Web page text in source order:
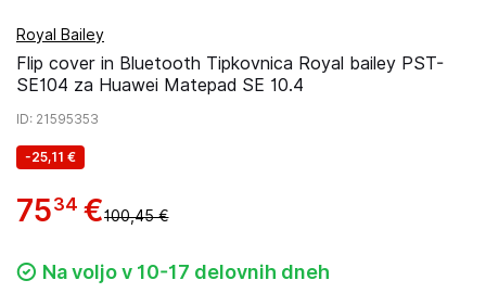
Royal Bailey
Flip cover in Bluetooth Tipkovnica Royal bailey PST-
SE104 za Huawei Matepad SE 10.4
ID: 21595353
-25,11 €
7534 €100,45 €
Na voljo v 10-17 delovnih dneh